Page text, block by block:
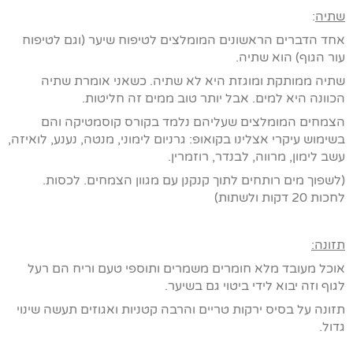
שתיה:
אחד הדברים הראשונים המומלצים לטיפוח שיער (וגם לטיפוח
עור הגוף) הוא שתיה.
שתיה ממותקת ומוגזת היא לא שתיה. כשאני אומרת שתיה
הכוונה היא למים. אבל יותר טוב ממים זה חליטות.
הצמחים המומלצים שעליהם נלמד בקורס קוסמטיקה והם
בשימוש עיקרי אצלינו בקואופ: גרניום לימוני, מנטה, נענע, לואיזה,
עשב לימון, מרווה, לבנדר, רוזמרין.
(לשפוך מים רותחים לתוך קנקנן עם מגוון הצמחים. לכסות.
לחכות 20 דקות ולשתות)
תזונה:
אוכל מעובד מלא חומרים משמרים ותוספי טעם וריח הם רעל
לגוף וזה יבוא לידי ביטוי גם בשיער.
תזונה על בסיס ירקות טריים והרבה קטניות ואגוזים תעשה שינוי
גדול.